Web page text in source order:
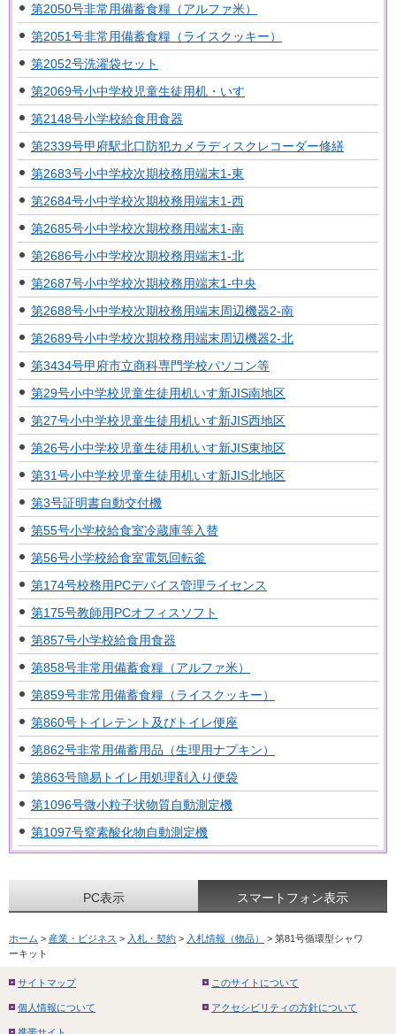
第2050号非常用備蓄食糧（アルファ米）
第2051号非常用備蓄食糧（ライスクッキー）
第2052号洗濯袋セット
第2069号小中学校児童生徒用机・いす
第2148号小学校給食用食器
第2339号甲府駅北口防犯カメラディスクレコーダー修繕
第2683号小中学校次期校務用端末1-東
第2684号小中学校次期校務用端末1-西
第2685号小中学校次期校務用端末1-南
第2686号小中学校次期校務用端末1-北
第2687号小中学校次期校務用端末1-中央
第2688号小中学校次期校務用端末周辺機器2-南
第2689号小中学校次期校務用端末周辺機器2-北
第3434号甲府市立商科専門学校パソコン等
第29号小中学校児童生徒用机いす新JIS南地区
第27号小中学校児童生徒用机いす新JIS西地区
第26号小中学校児童生徒用机いす新JIS東地区
第31号小中学校児童生徒用机いす新JIS北地区
第3号証明書自動交付機
第55号小学校給食室冷蔵庫等入替
第56号小学校給食室電気回転釜
第174号校務用PCデバイス管理ライセンス
第175号教師用PCオフィスソフト
第857号小学校給食用食器
第858号非常用備蓄食糧（アルファ米）
第859号非常用備蓄食糧（ライスクッキー）
第860号トイレテント及びトイレ便座
第862号非常用備蓄用品（生理用ナプキン）
第863号簡易トイレ用処理剤入り便袋
第1096号微小粒子状物質自動測定機
第1097号窒素酸化物自動測定機
PC表示 スマートフォン表示
ホーム > 産業・ビジネス > 入札・契約 > 入札情報（物品）
> 第81号循環型シャワ
ーキット
サイトマップ このサイトについて
個人情報について アクセシビリティの方針について